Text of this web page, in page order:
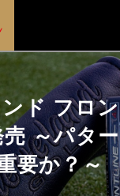
ド フロ
～パタ
要か？～
ストランキング
品情報
実践テクニック
証
、検索したい事柄を入